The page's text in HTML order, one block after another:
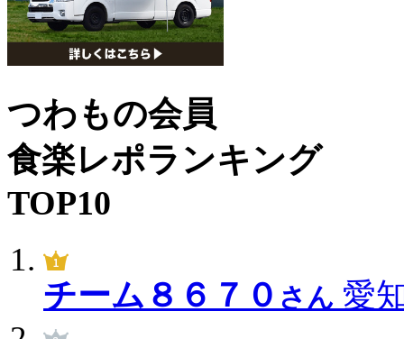
つわもの会員
食楽レポランキング
TOP10
チーム８６７０ さん 愛